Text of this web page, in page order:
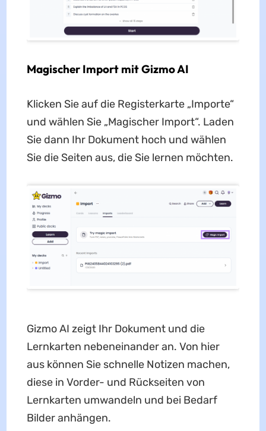
Magischer Import mit Gizmo AI
Klicken Sie auf die Registerkarte „Importe“
und wählen Sie „Magischer Import“. Laden
Sie dann Ihr Dokument hoch und wählen
Sie die Seiten aus, die Sie lernen möchten.
Gizmo AI zeigt Ihr Dokument und die
Lernkarten nebeneinander an. Von hier
aus können Sie schnelle Notizen machen,
diese in Vorder- und Rückseiten von
Lernkarten umwandeln und bei Bedarf
Bilder anhängen.